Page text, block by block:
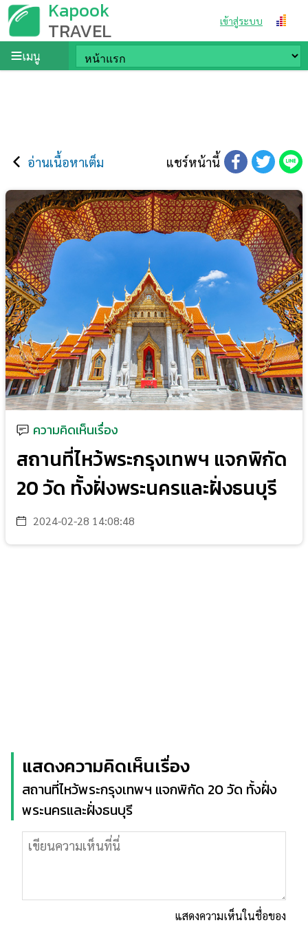
Kapook
TRAVEL เข้าสู่ระบบ
เมนู
อ่านเนื้อหาเต็ม แชร์หน้านี้
ความคิดเห็นเรื่อง
สถานที่ไหว้พระกรุงเทพฯ แจกพิกัด
20 วัด ทั้งฝั่งพระนครและฝั่งธนบุรี
2024-02-28 14:08:48
แสดงความคิดเห็นเรื่อง
สถานที่ไหว้พระกรุงเทพฯ แจกพิกัด 20 วัด ทั้งฝั่ง
พระนครและฝั่งธนบุรี
แสดงความเห็นในชื่อของ